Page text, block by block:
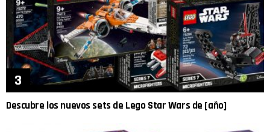
Descubre los nuevos sets de Lego Star Wars de [año]